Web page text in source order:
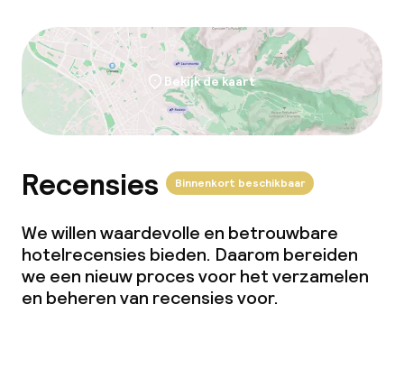
Faciliteiten en diensten voor kinderen
Babysitservice
Schoonmaakvoorzieningen
Wasservice
Zakelijke faciliteiten
Conferentieruimte
Bekijk de kaart
Recensies Binnenkort beschikbaar
We willen waardevolle en betrouwbare
hotelrecensies bieden. Daarom bereiden
we een nieuw proces voor het verzamelen
en beheren van recensies voor.